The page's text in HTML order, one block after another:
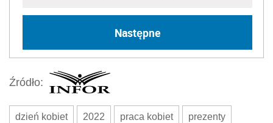
Następne
Źródło:
dzień kobiet 2022 praca kobiet prezenty